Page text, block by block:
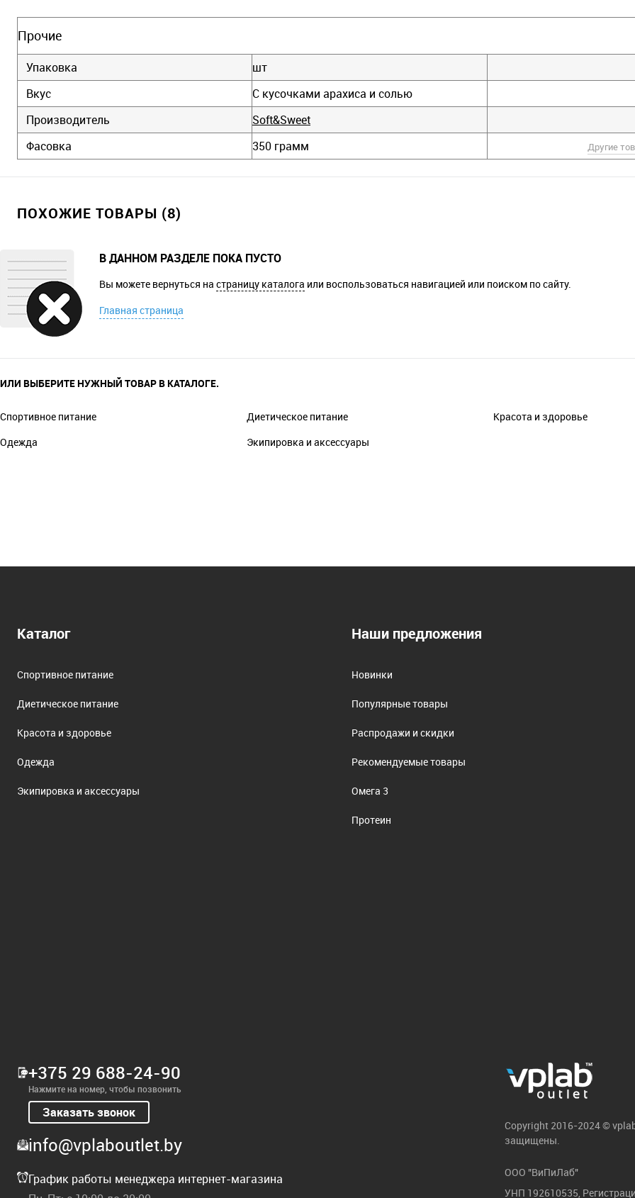
Прочие
Упаковка
шт
Вкус
С кусочками арахиса и солью
Производитель
Soft&Sweet
Фасовка
350 грамм Другие
ПОХОЖИЕ ТОВАРЫ (8)
В ДАННОМ РАЗДЕЛЕ ПОКА ПУСТО
Вы можете вернуться на страницу каталога или воспользоваться навигацией или поиском по сайту.
Главная страница
ИЛИ ВЫБЕРИТЕ НУЖНЫЙ ТОВАР В КАТАЛОГЕ.
Спортивное питание Диетическое питание
Красота и здоровье
Одежда
Экипировка и аксессуары
Каталог
Спортивное питание
Диетическое питание
Красота и здоровье
Одежда
Экипировка и аксессуары
Наши предложения
Новинки
Популярные товары
Распродажи и скидки
Рекомендуемые товары
Омега 3
Протеин
+375 29 688-24-90
Нажмите на номер, чтобы позвонить
Заказать звонок
info@vplaboutlet.by
График работы менеджера интернет-магазина
Copyright 2016-2024 ©
защищены.
ООО "ВиПиЛаб"
УНП 192610535,